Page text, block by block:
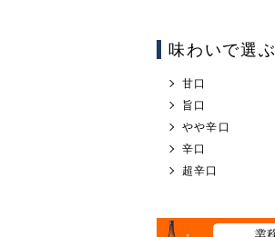
味わいで選ぶ
甘口
旨口
やや辛口
辛口
超辛口